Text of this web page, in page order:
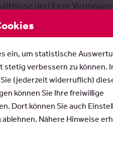
und Ihrer
und
für
ein, um statistische
stetig verbessern zu können.
(jederzeit widerruflich)
können Sie Ihre freiwillige
Dort können Sie auch
Nähere Hinweise